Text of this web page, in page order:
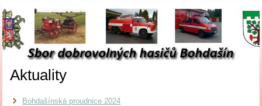
Aktuality
Bohdašínská proudnice 2024